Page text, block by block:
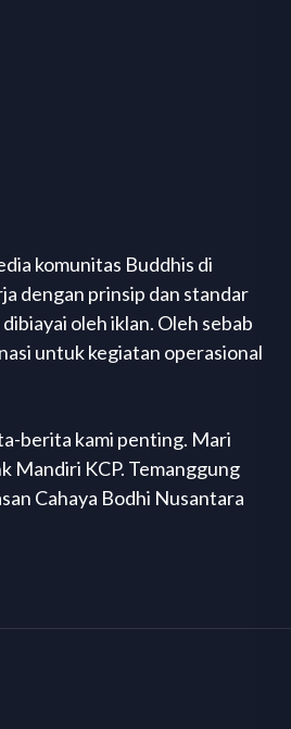
komunitas Buddhis di
dengan prinsip dan standar
oleh iklan. Oleh sebab
untuk kegiatan operasional
berita kami penting. Mari
Mandiri KCP. Temanggung
Cahaya Bodhi Nusantara